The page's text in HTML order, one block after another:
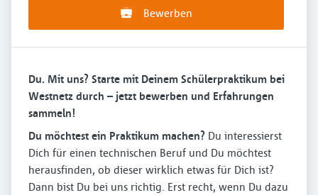
Bewerben
Du. Mit uns? Starte mit Deinem Schülerpraktikum bei
Westnetz durch – jetzt bewerben und Erfahrungen
sammeln!
Du möchtest ein Praktikum machen? Du interessierst
Dich für einen technischen Beruf und Du möchtest
herausfinden, ob dieser wirklich etwas für Dich ist?
Dann bist Du bei uns richtig. Erst recht, wenn Du dazu